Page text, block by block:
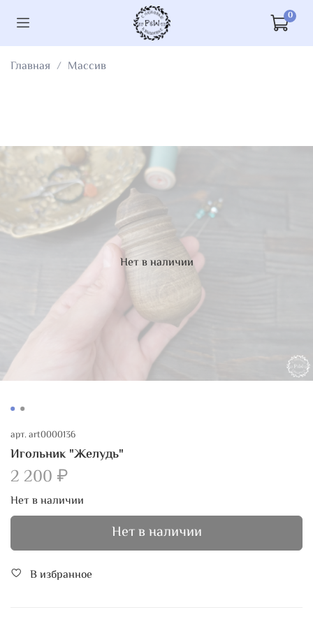
0
Главная Массив
Нет в наличии
арт.art0000136
Игольник "Желудь"
2 200 ₽
Нет в наличии
Нет в наличии
В избранное